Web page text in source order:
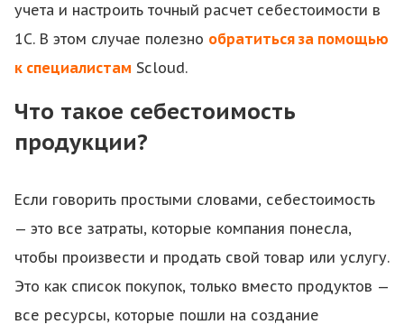
учета и настроить точный расчет себестоимости в
1С. В этом случае полезно обратиться за помощью
к специалистам Scloud.
Что такое себестоимость
продукции?
Если говорить простыми словами, себестоимость
— это все затраты, которые компания понесла,
чтобы произвести и продать свой товар или услугу.
Это как список покупок, только вместо продуктов —
все ресурсы, которые пошли на создание